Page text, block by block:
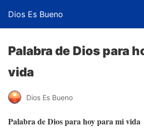
Dios Es Bueno
Palabra de Dios para
vida
Dios Es Bueno
Palabra de Dios para hoy para mi vida